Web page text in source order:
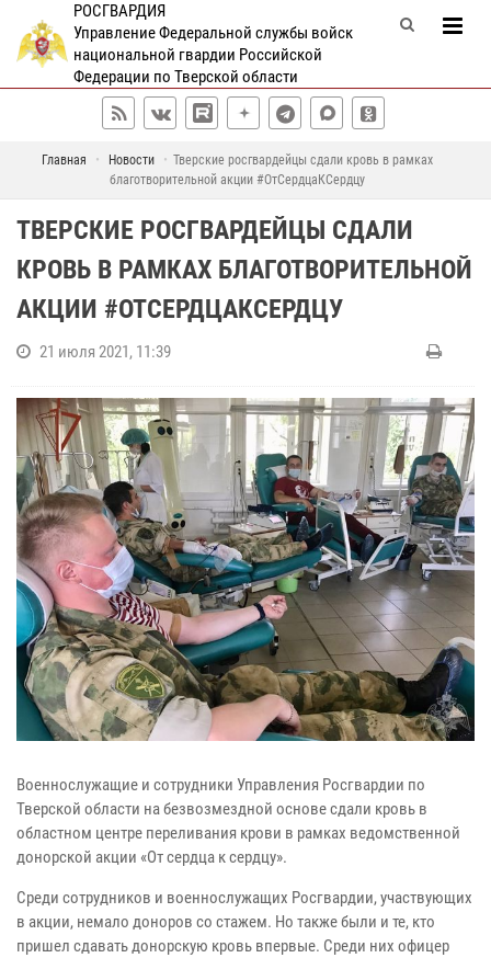
РОСГВАРДИЯ
Управление Федеральной службы войск
национальной гвардии Российской
Федерации по Тверской области
Главная Новости
Тверские росгвардейцы сдали кровь в рамках
благотворительной акции #ОтСердцаКСердцу
ТВЕРСКИЕ РОСГВАРДЕЙЦЫ СДАЛИ
КРОВЬ В РАМКАХ БЛАГОТВОРИТЕЛЬНОЙ
АКЦИИ #ОТСЕРДЦАКСЕРДЦУ
21 июля 2021, 11:39
Военнослужащие и сотрудники Управления Росгвардии по
Тверской области на безвозмездной основе сдали кровь в
областном центре переливания крови в рамках ведомственной
донорской акции «От сердца к сердцу».
Среди сотрудников и военнослужащих Росгвардии, участвующих
в акции, немало доноров со стажем. Но также были и те, кто
пришел сдавать донорскую кровь впервые. Среди них офицер